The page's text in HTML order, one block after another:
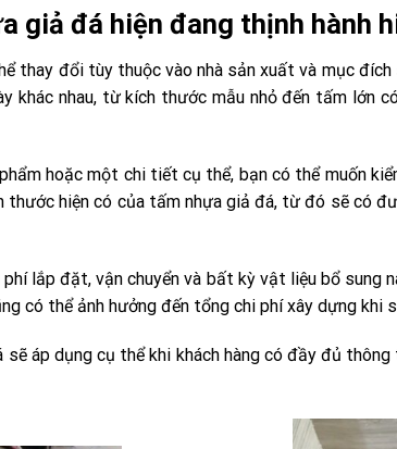
giả đá hiện đang thịnh hành
thay đổi tùy thuộc vào nhà sản xuất và mục
khác nhau, từ kích thước mẫu nhỏ đến tấm lớn
hoặc một chi tiết cụ thể, bạn có thể muốn
hiện có của tấm nhựa giả đá, từ đó sẽ có
lắp đặt, vận chuyển và bất kỳ vật liệu bổ sung
có thể ảnh hưởng đến tổng chi phí xây dựng khi
áp dụng cụ thể khi khách hàng có đầy đủ